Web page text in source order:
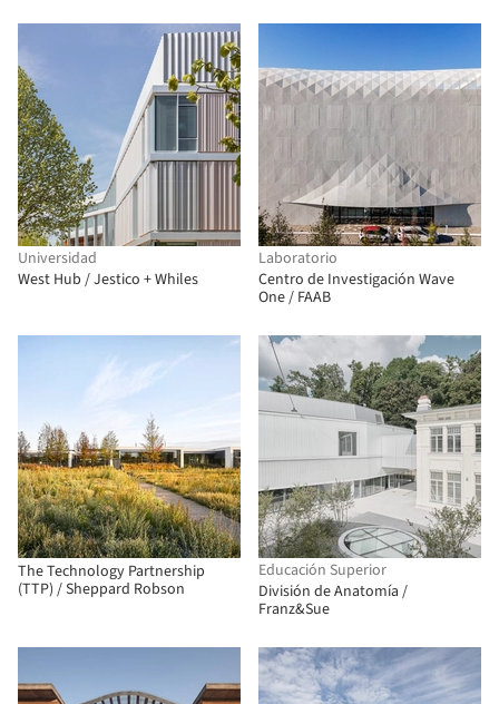
Universidad
West Hub / Jestico + Whiles
Laboratorio
Centro de Investigación Wave
One / FAAB
The Technology Partnership
(TTP) / Sheppard Robson
Educación Superior
División de Anatomía /
Franz&Sue